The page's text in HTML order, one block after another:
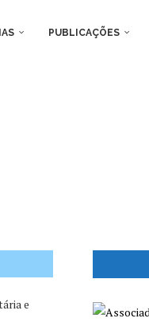
PUBLICAÇÕES
e